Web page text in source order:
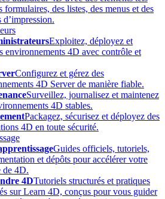
formulaires, des listes, des menus et des
d’impression.
Exploitez, déployez et
environnements 4D avec contrôle et
Configurez et gérez des
4D Server de manière fiable.
Surveillez, journalisez et maintenez
4D stables.
Packagez, sécurisez et déployez des
4D en toute sécurité.
Guides officiels, tutoriels,
et dépôts pour accélérer votre
de 4D.
4DTutoriels structurés et pratiques
sur Learn 4D, conçus pour vous guider